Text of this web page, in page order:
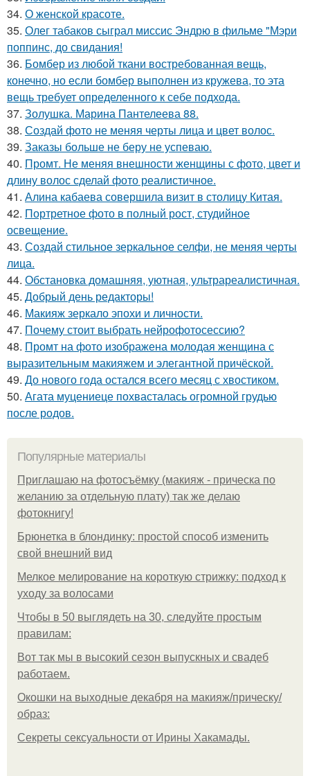
34. О женской красоте.
35. Олег табаков сыграл миссис Эндрю в фильме "Мэри
поппинс, до свидания!
36. Бомбер из любой ткани востребованная вещь,
конечно, но если бомбер выполнен из кружева, то эта
вещь требует определенного к себе подхода.
37. Золушка. Марина Пантелеева 88.
38. Создай фото не меняя черты лица и цвет волос.
39. Заказы больше не беру не успеваю.
40. Промт. Не меняя внешности женщины с фото, цвет и
длину волос сделай фото реалистичное.
41. Алина кабаева совершила визит в столицу Китая.
42. Портретное фото в полный рост, студийное
освещение.
43. Создай стильное зеркальное селфи, не меняя черты
лица.
44. Обстановка домашняя, уютная, ультрареалистичная.
45. Добрый день редакторы!
46. Макияж зеркало эпохи и личности.
47. Почему стоит выбрать нейрофотосессию?
48. Промт на фото изображена молодая женщина с
выразительным макияжем и элегантной причёской.
49. До нового года остался всего месяц с хвостиком.
50. Агата муцениеце похвасталась огромной грудью
после родов.
Популярные материалы
Приглашаю на фотосъёмку (макияж - прическа по
желанию за отдельную плату) так же делаю
фотокнигу!
Брюнетка в блондинку: простой способ изменить
свой внешний вид
Мелкое мелирование на короткую стрижку: подход к
уходу за волосами
Чтобы в 50 выглядеть на 30, следуйте простым
правилам:
Вот так мы в высокий сезон выпускных и свадеб
работаем.
Окошки на выходные декабря на макияж/прическу/
образ:
Секреты сексуальности от Ирины Хакамады.